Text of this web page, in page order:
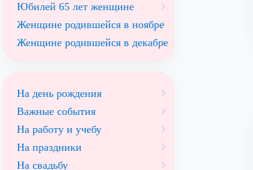
Юбилей 65 лет женщине
Женщине родившейся в ноябре
Женщине родившейся в декабре
На день рождения
Важные события
На работу и учебу
На праздники
На свадьбу